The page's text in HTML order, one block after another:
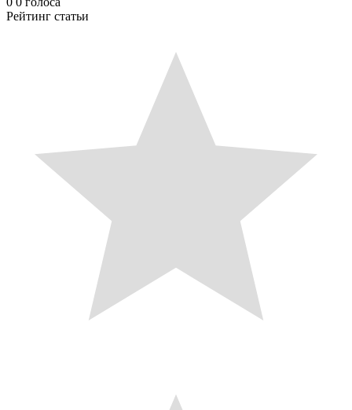
Рейтинг статьи